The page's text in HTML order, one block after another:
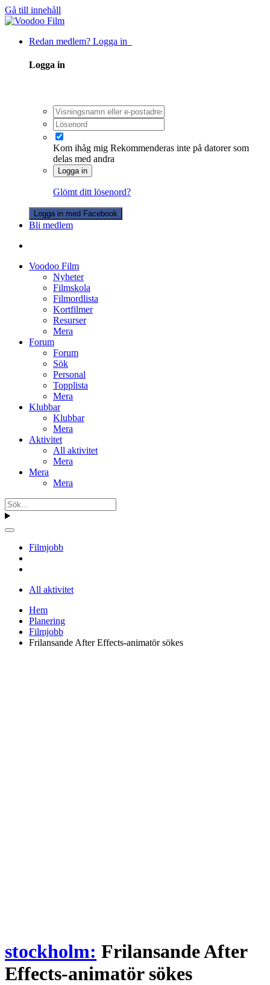
Gå till innehåll
Redan medlem? Logga in
Logga in
Kom ihåg mig Rekommenderas inte på datorer som
delas med andra
Logga in
Glömt ditt lösenord?
Logga in med Facebook
Bli medlem
Voodoo Film
Nyheter
Filmskola
Filmordlista
Kortfilmer
Resurser
Mera
Forum
Forum
Sök
Personal
Topplista
Mera
Klubbar
Klubbar
Mera
Aktivitet
All aktivitet
Mera
Mera
Mera
Filmjobb
All aktivitet
Hem
Planering
Filmjobb
Frilansande After Effects-animatör sökes
stockholm: Frilansande After
Effects-animatör sökes